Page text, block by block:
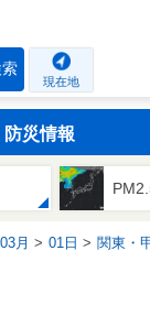
現在地
防災情報
月 01日 関東・